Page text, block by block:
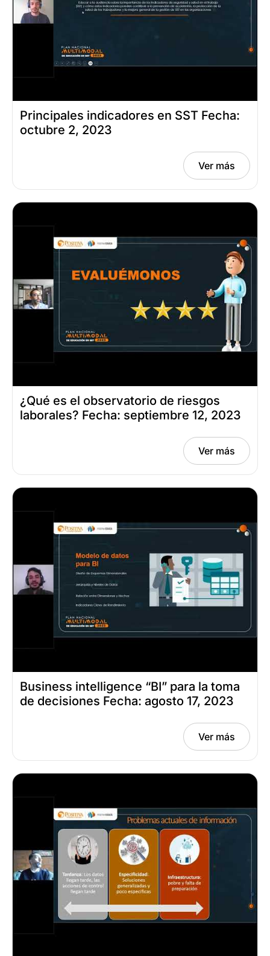
Principales indicadores en SST Fecha:
octubre 2, 2023
Ver más
¿Qué es el observatorio de riesgos
laborales? Fecha: septiembre 12, 2023
Ver más
Business intelligence “BI” para la toma
de decisiones Fecha: agosto 17, 2023
Ver más